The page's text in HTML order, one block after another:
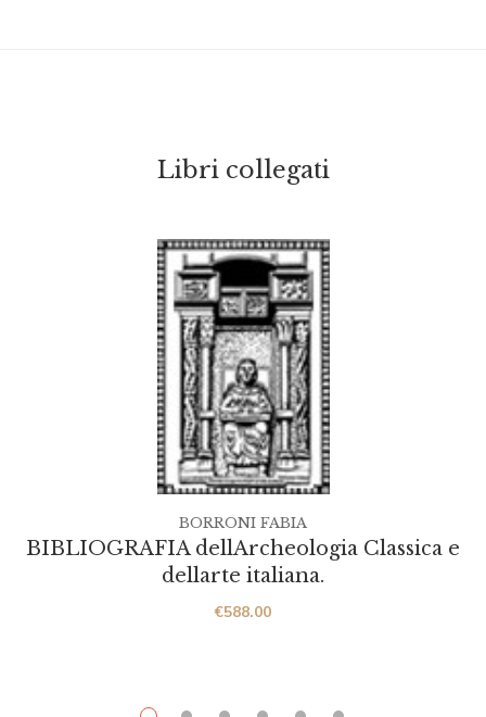
Libri collegati
BIBLIOGRAFIA dellArcheologia Classica e
dellarte italiana.
€588.00
BORRONI FABIA